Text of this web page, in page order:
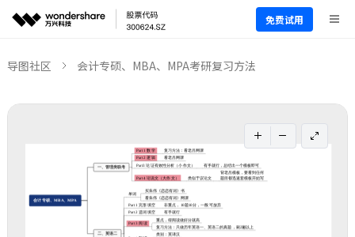
免费试用
导图社区 会计专硕、MBA、MPA考研复习方法